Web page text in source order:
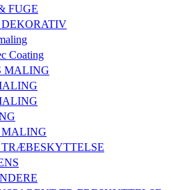
FUGE
DEKORATIV
Coating
MALING
TRÆBESKYTTELSE